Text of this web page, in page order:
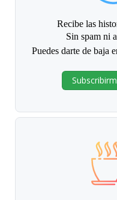
Recibe las
Sin spam ni
Puedes darte de baja